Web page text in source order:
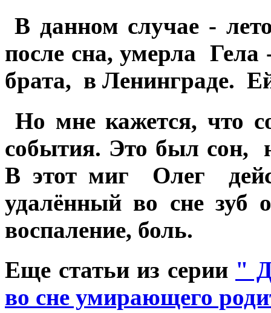
В данном случае -
после сна, умерла
брата, в Ленинграде.
Но мне кажется, что
события. Это был сон,
В этот миг Олег
удалённый во сне зуб
воспаление, боль.
Еще статьи из серии "
во сне умирающего